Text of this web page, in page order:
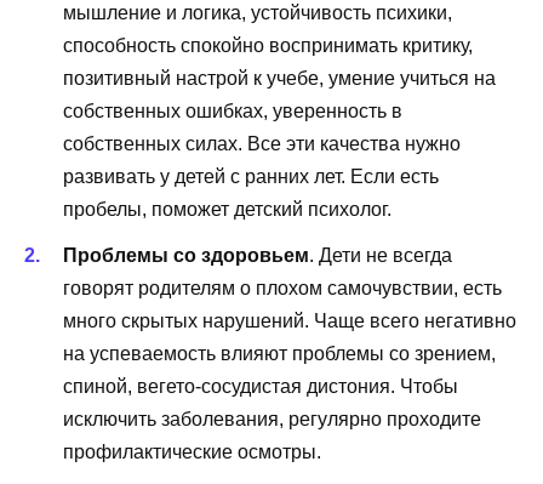
мышление и логика, устойчивость психики,
способность спокойно воспринимать критику,
позитивный настрой к учебе, умение учиться на
собственных ошибках, уверенность в
собственных силах. Все эти качества нужно
развивать у детей с ранних лет. Если есть
пробелы, поможет детский психолог.
Проблемы со здоровьем. Дети не всегда
говорят родителям о плохом самочувствии, есть
много скрытых нарушений. Чаще всего негативно
на успеваемость влияют проблемы со зрением,
спиной, вегето-сосудистая дистония. Чтобы
исключить заболевания, регулярно проходите
профилактические осмотры.